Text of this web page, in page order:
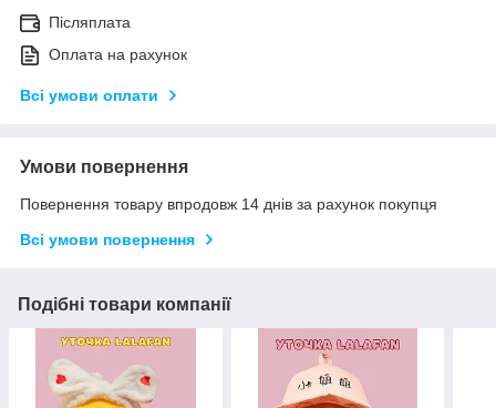
Післяплата
Оплата на рахунок
Всі умови оплати
Умови повернення
Повернення товару впродовж 14 днів за рахунок покупця
Всі умови повернення
Подібні товари компанії